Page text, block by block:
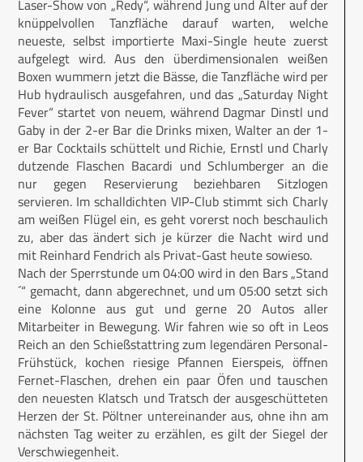
Laser-Show von „Redy“, während Jung und Älter auf der
knüppelvollen Tanzfläche darauf warten, welche
neueste, selbst importierte Maxi-Single heute zuerst
aufgelegt wird. Aus den überdimensionalen weißen
Boxen wummern jetzt die Bässe, die Tanzfläche wird per
Hub hydraulisch ausgefahren, und das „Saturday Night
Fever“ startet von neuem, während Dagmar Dinstl und
Gaby in der 2-er Bar die Drinks mixen, Walter an der 1-
er Bar Cocktails schüttelt und Richie, Ernstl und Charly
dutzende Flaschen Bacardi und Schlumberger an die
nur gegen Reservierung beziehbaren Sitzlogen
servieren. Im schalldichten VIP-Club stimmt sich Charly
am weißen Flügel ein, es geht vorerst noch beschaulich
zu, aber das ändert sich je kürzer die Nacht wird und
mit Reinhard Fendrich als Privat-Gast heute sowieso.
Nach der Sperrstunde um 04:00 wird in den Bars „Stand
´“ gemacht, dann abgerechnet, und um 05:00 setzt sich
eine Kolonne aus gut und gerne 20 Autos aller
Mitarbeiter in Bewegung. Wir fahren wie so oft in Leos
Reich an den Schießstattring zum legendären Personal-
Frühstück, kochen riesige Pfannen Eierspeis, öffnen
Fernet-Flaschen, drehen ein paar Öfen und tauschen
den neuesten Klatsch und Tratsch der ausgeschütteten
Herzen der St. Pöltner untereinander aus, ohne ihn am
nächsten Tag weiter zu erzählen, es gilt der Siegel der
Verschwiegenheit.